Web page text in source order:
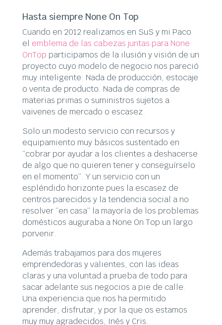
Hasta siempre None On Top
Cuando en 2012 realizamos en SuS y mi Paco
el emblema de las cabezas juntas para None
OnTop participamos de la ilusión y visión de un
proyecto cuyo modelo de negocio nos pareció
muy inteligente: Nada de producción, estocaje
o venta de producto. Nada de compras de
materias primas o suministros sujetos a
vaivenes de mercado o escasez.
Solo un modesto servicio con recursos y
equipamiento muy básicos sustentado en
“cobrar por ayudar a los clientes a deshacerse
de algo que no quieren tener y conseguírselo
en el momento”. Y un servicio con un
espléndido horizonte pues la escasez de
centros parecidos y la tendencia social a no
resolver “en casa” la mayoría de los problemas
domésticos auguraba a None On Top un largo
porvenir.
Además trabajamos para dos mujeres
emprendedoras y valientes, con las ideas
claras y una voluntad a prueba de todo para
sacar adelante sus negocios a pie de calle.
Una experiencia que nos ha permitido
aprender, disfrutar, y por la que os estamos
muy muy agradecidos, Inés y Cris.